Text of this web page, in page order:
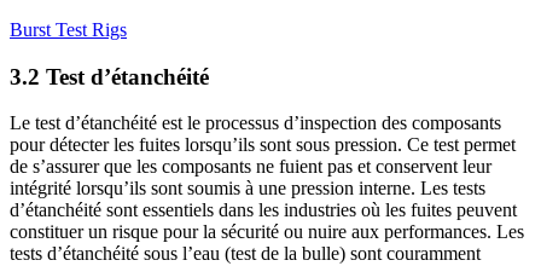
Burst Test Rigs
3.2 Test d’étanchéité
Le test d’étanchéité est le processus d’inspection des composants
pour détecter les fuites lorsqu’ils sont sous pression. Ce test permet
de s’assurer que les composants ne fuient pas et conservent leur
intégrité lorsqu’ils sont soumis à une pression interne. Les tests
d’étanchéité sont essentiels dans les industries où les fuites peuvent
constituer un risque pour la sécurité ou nuire aux performances. Les
tests d’étanchéité sous l’eau (test de la bulle) sont couramment